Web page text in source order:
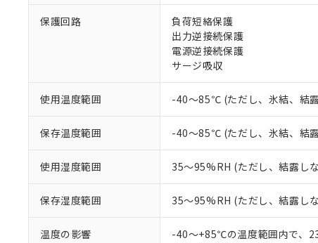
保護回路
負荷短絡保護
出力逆接続保護
電源逆接続保護
サージ吸収
使用温度範囲 -40～85℃ (ただし、氷結、結
保存温度範囲 -40～85℃ (ただし、氷結、結
使用湿度範囲 35～95%RH (ただし、結露し
保存湿度範囲 35～95%RH (ただし、結露し
温度の影響
-40～+85℃の温度範囲内で、
以下の条件をお読
当社制御機器
在庫状況およ
のであり、閲
い。
正式な納期状
当社販売員に
オムロン制
す。
マイパーツ機
ている必要が
仕入先様の事情に
があります。
*EU RoHS指令（10物質）
ル（DBP） 1000ppm以
※2 対応予定月
※1 中国
「○」：最大均質
「×」：最大均質材
*中国RoHS10物質の基準
Pb(鉛) :1000ppm、 Hg(
Cr(Ⅵ)(六価クロム) :
DBP(フタル酸ジブチル)
DEHP(フタル酸ビス(2-
※2 環境保護使
「ｅ」：有害物質
味します。
当社は規制貨
ます。
当社は貴社製
置等に一切使
当社は、貴社
また当社は
記
号
説明
○ 一定数以
△ 一定数
－
在庫な
機器販